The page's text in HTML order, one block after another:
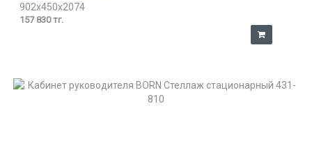
902x450x2074
157 830 тг.